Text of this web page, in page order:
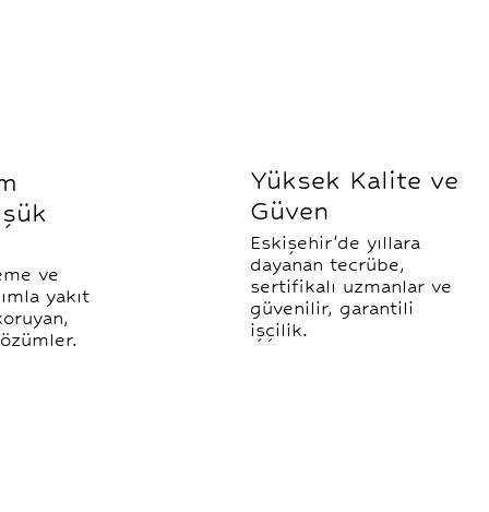
ve
yakıt
Yüksek Kalite ve
Güven
Eskişehir'de yıllara
dayanan tecrübe,
sertifikalı uzmanlar ve
güvenilir, garantili
işçilik.